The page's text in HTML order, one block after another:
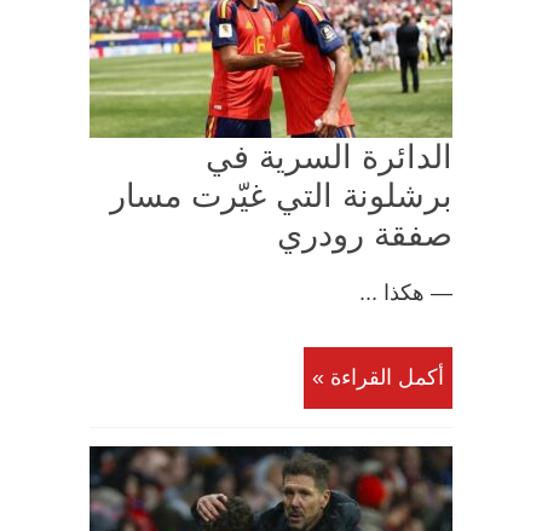
الدائرة السرية في
برشلونة التي غيّرت مسار
صفقة رودري
— هكذا ...
أكمل القراءة »